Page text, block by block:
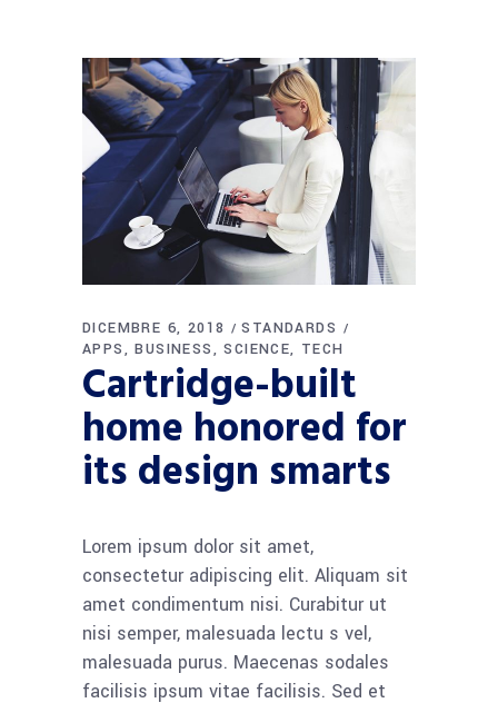
DICEMBRE 6, 2018
STANDARDS
APPS
BUSINESS SCIENCE TECH
Cartridge-built
home honored for
its design smarts
Lorem ipsum dolor sit amet,
consectetur adipiscing elit. Aliquam sit
amet condimentum nisi. Curabitur ut
nisi semper, malesuada lectu s vel,
malesuada purus. Maecenas sodales
facilisis ipsum vitae facilisis. Sed et